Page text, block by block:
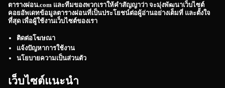
ตารางผ่อน.com และทีมของพวกเราให้คำสัญญาว่า จะมุ่งพัฒนาเว็บไซต์
คอยอัพเดทข้อมูลตารางผ่อนที่เป็นประโยชน์ต่อผู้อ่านอย่างเต็มที่ และตั้งใจ
ที่สุด เพื่อผู้ใช้งานเว็บไซต์ของเรา
ติดต่อโฆษณา
แจ้งปัญหาการใช้งาน
นโยบายความเป็นส่วนตัว
เว็บไซต์แนะนำ